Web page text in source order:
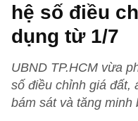
hệ số điều
dụng từ 1/7
UBND TP.HCM vừa
số điều chỉnh giá đất,
bám sát và tăng minh